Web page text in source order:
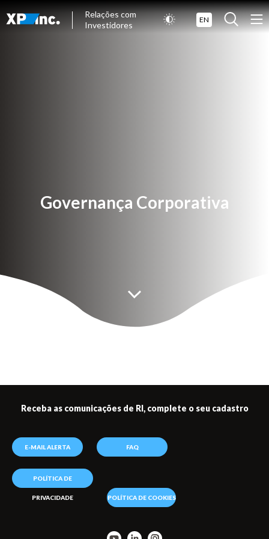
Relações com
Investidores
EN
Governança Corporativa
Receba as comunicações de RI, complete o seu cadastro
E-MAIL ALERTA FAQ
POLÍTICA DE
PRIVACIDADE POLÍTICA DE COOKIES